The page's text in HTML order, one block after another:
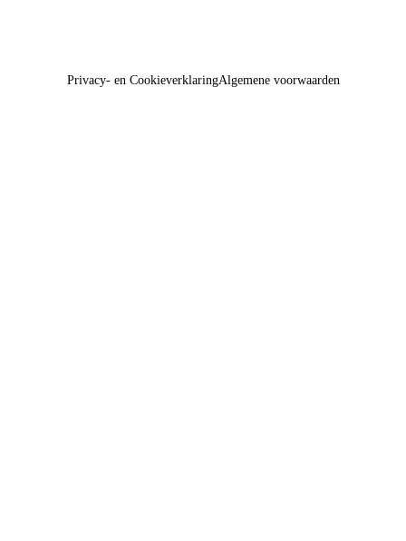
Privacy- en CookieverklaringAlgemene voorwaarden